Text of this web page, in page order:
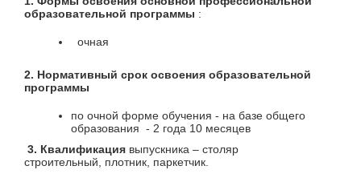
образовательной программы :
очная
2. Нормативный срок освоения образовательной
программы
по очной форме обучения - на базе общего
образования - 2 года 10 месяцев
3. Квалификация выпускника – столяр
строительный, плотник, паркетчик.